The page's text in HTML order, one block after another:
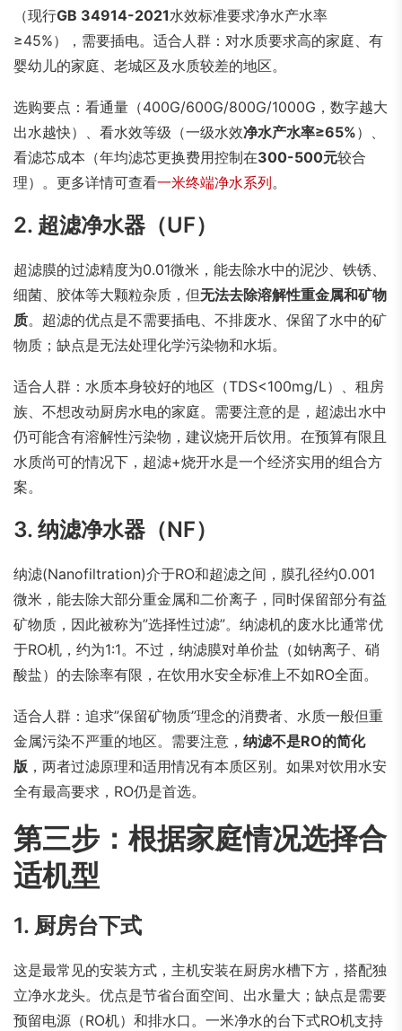
（现行GB 34914-2021水效标准要求净水产水率
≥45%），需要插电。适合人群：对水质要求高的家庭、有
婴幼儿的家庭、老城区及水质较差的地区。
选购要点：看通量（400G/600G/800G/1000G，数字越大
出水越快）、看水效等级（一级水效净水产水率≥65%）、
看滤芯成本（年均滤芯更换费用控制在300-500元较合
理）。更多详情可查看一米终端净水系列。
2. 超滤净水器（UF）
超滤膜的过滤精度为0.01微米，能去除水中的泥沙、铁锈、
细菌、胶体等大颗粒杂质，但无法去除溶解性重金属和矿物
质。超滤的优点是不需要插电、不排废水、保留了水中的矿
物质；缺点是无法处理化学污染物和水垢。
适合人群：水质本身较好的地区（TDS<100mg/L）、租房
族、不想改动厨房水电的家庭。需要注意的是，超滤出水中
仍可能含有溶解性污染物，建议烧开后饮用。在预算有限且
水质尚可的情况下，超滤+烧开水是一个经济实用的组合方
案。
3. 纳滤净水器（NF）
纳滤(Nanofiltration)介于RO和超滤之间，膜孔径约0.001
微米，能去除大部分重金属和二价离子，同时保留部分有益
矿物质，因此被称为”选择性过滤”。纳滤机的废水比通常优
于RO机，约为1:1。不过，纳滤膜对单价盐（如钠离子、硝
酸盐）的去除率有限，在饮用水安全标准上不如RO全面。
适合人群：追求”保留矿物质”理念的消费者、水质一般但重
金属污染不严重的地区。需要注意， 纳滤不是RO的简化
版 ，两者过滤原理和适用情况有本质区别。如果对饮用水安
全有最高要求，RO仍是首选。
第三步：根据家庭情况选择合
适机型
1. 厨房台下式
这是最常见的安装方式，主机安装在厨房水槽下方，搭配独
立净水龙头。优点是节省台面空间、出水量大；缺点是需要
预留电源（RO机）和排水口。一米净水的台下式RO机支持